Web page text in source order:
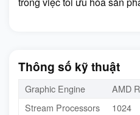
Thông số kỹ thuật
Graphic Engine
AMD
Stream Processors
1024